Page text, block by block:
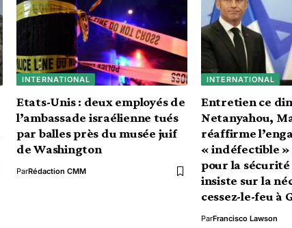
INTERNATIONAL
Etats-Unis : deux employés de
l’ambassade israélienne tués
par balles près du musée juif
de Washington
ParRédaction CMM
INTERNATIONAL
Entretien ce
Netanyahou,
réaffirme
« indéfectible »
pour la
insiste sur la
cessez-le-feu à
ParFrancisco Lawson